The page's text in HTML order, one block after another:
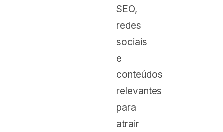
SEO,
redes
sociais
e
conteúdos
relevantes
para
atrair